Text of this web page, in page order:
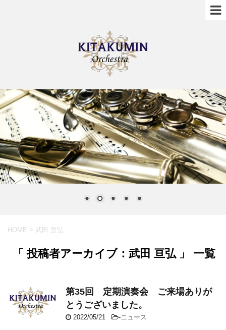
HOME > 武田 亘弘
「 投稿者アーカイブ：武田 亘弘 」 一覧
第35回 定期演奏会 ご来場ありが
とうございました。
2022/05/21 -ニュース